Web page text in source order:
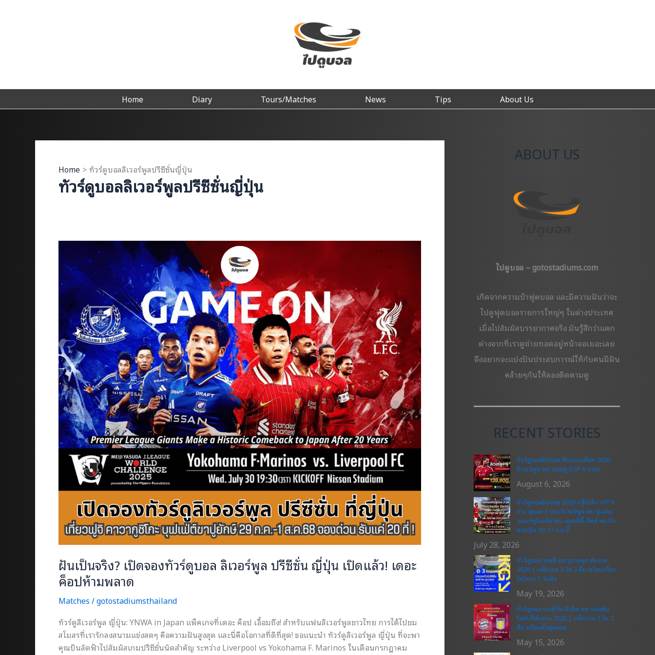
Home Diary Tours/Matches News Tips About Us
Home ทัวร์ดูบอลลิเวอร์พูลปรีซีซั่นญี่ปุ่น
ทัวร์ดูบอลลิเวอร์พูลปรีซีซั่นญี่ปุ่น
ฝันเป็นจริง? เปิดจองทัวร์ดูบอล ลิเวอร์พูล ปรีซีซั่น ญี่ปุ่น เปิดแล้ว! เดอะ
ค็อปห้ามพลาด
Matches/gotostadiumsthailand
ทัวร์ดูลิเวอร์พูล ญี่ปุ่น: YNWA in Japan แพ็คเกจที่เดอะ ค็อป เอื้อมถึง! สำหรับแฟนลิเวอร์พูลชาวไทย การได้ไปชม
สโมสรที่เรารักลงสนามแข่งสดๆ คือความฝันสูงสุด และนี่คือโอกาสที่ดีที่สุด! ขอแนะนำ ทัวร์ดูลิเวอร์พูล ญี่ปุ่น ที่จะพา
คุณบินลัดฟ้าไปสัมผัสเกมปรีซีซั่นนัดสำคัญ ระหว่าง Liverpool vs Yokohama F. Marinos ในเดือนกรกฎาคม
ABOUT US
ไปดูบอล – gotostadiums.com
เกิดจากความบ้าฟุตบอล และมีความฝันว่าจะ
ไปดูฟุตบอลรายการใหญ่ๆ ในต่างประเทศ
เมื่อไปสัมผัสบรรยากาศจริง มันรู้สึกว่าแตก
ต่างจากที่เราดูถ่ายทอดอยู่หน้าจอเยอะเลย
จึงอยากจะแบ่งปันประสบการณ์ให้กับคนมีฝัน
คล้ายๆกันให้ลองติดตามดู
RECENT STORIES
ทัวร์ดูบอลอังกฤษ ศึกแดงเดือด 2026
ลิเวอร์พูล พบ แมนยู (VIP 6 ท่าน)
August 6, 2026
ทัวร์ดูบอลอังกฤษ 2026 กรุ๊ปเล็ก VIP 6
ท่าน ดูบอล 3 เกม ลิเวอร์พูล พบ ฟูแล่ม,
แมนฯยูไนเต็ด พบ แมนซิตี้, ลีดส์ พบ นิว
คาสเซิล 10-17 ก.ย.นี้
July 28, 2026
ทัวร์ดูบอล เชลซี พบ ยูเวนตุส ฮ่องกง
2026 | แพ็กเกจ 3 วัน 2 คืน พร้อมเที่ยว
ไหว้พระ 5 วัดดัง
May 19, 2026
ทัวร์ดูบอล บาเยิร์น มิวนิค พบ แอสตัน
วิลล่า ที่ฮ่องกง 2026 | แพ็กเกจ 3 วัน 2
คืน พร้อมตั๋วฟุตบอล
May 15, 2026